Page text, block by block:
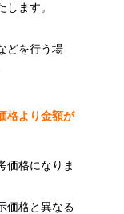
ます。
どを行う場
格より金額が
価格になりま
価格と異なる